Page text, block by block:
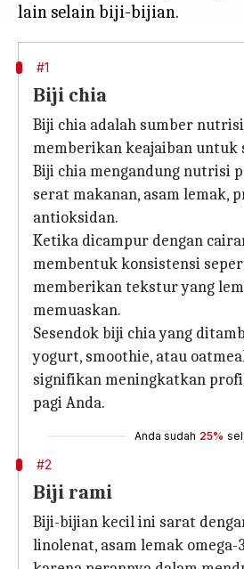
#1
Biji chia
Biji chia adalah sumber
memberikan keajaiban untuk
Biji chia mengandung nutrisi
serat makanan, asam lemak,
antioksidan.
Ketika dicampur dengan
membentuk konsistensi
memberikan tekstur yang
memuaskan.
Sesendok biji chia yang
yogurt, smoothie, atau
signifikan meningkatkan
pagi Anda.
Anda sudah 25%
#2
Biji rami
Biji-bijian kecil ini sarat
linolenat, asam lemak